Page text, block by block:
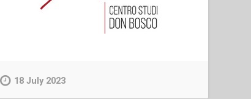
18 July 2023